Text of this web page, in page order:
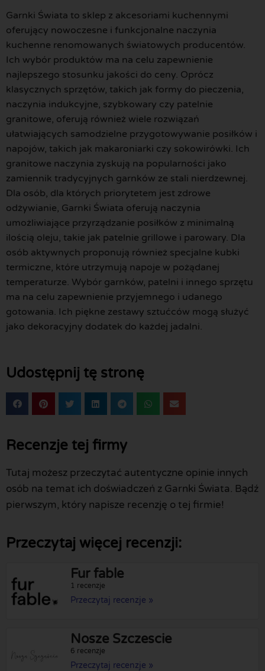
Garnki Świata to sklep z akcesoriami kuchennymi
oferujący nowoczesne i funkcjonalne naczynia
kuchenne renomowanych światowych producentów.
Ich wybór produktów ma na celu zapewnienie
najlepszego stosunku jakości do ceny. Oprócz
klasycznych sprzętów, takich jak formy do pieczenia,
naczynia indukcyjne, szybkowary czy patelnie
granitowe, oferują również wiele rozwiązań
ułatwiających samodzielne przygotowywanie posiłków i
napojów, takich jak makaroniarki czy sokowirówki. Ich
granitowe naczynia zyskują na popularności jako
zamiennik tradycyjnych garnków ze stali nierdzewnej.
Dla osób, dla których priorytetem jest zdrowe
odżywianie, Garnki Świata oferują naczynia
umożliwiające przyrządzanie posiłków z minimalną
ilością oleju, takie jak patelnie grillowe i parowary. Dla
osób aktywnych proponują również specjalne kubki
termiczne, które utrzymują napoje w pożądanej
temperaturze. Wybór garnków, patelni i innego sprzętu
ma na celu zapewnienie przyjemnego i udanego
gotowania. Ich piękne zestawy sztućców mogą służyć
jako dekoracyjny dodatek do każdej jadalni.
Udostępnij tę stronę
Recenzje tej firmy
Tutaj możesz przeczytać autentyczne opinie innych
osób na temat ich doświadczeń z Garnki Świata. Bądź
pierwszym, który napisze recenzję o tej firmie!
Przeczytaj więcej recenzji:
Fur fable
1 recenzje
Przeczytaj recenzje »
Nosze Szczescie
6 recenzje
Przeczytaj recenzje »